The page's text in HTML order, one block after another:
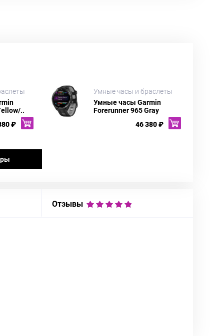
..
₽
Умные часы и браслеты
Умные часы Garmin
Forerunner 965 Gray
46 380 ₽
Отзывы